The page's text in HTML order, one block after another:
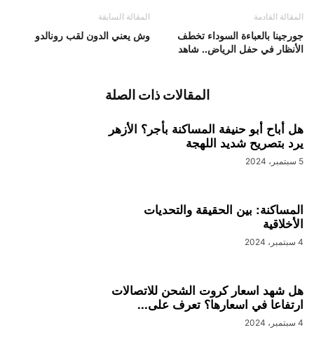
المقالة السابقة
وش يعني الدون لقب رونالدو
المقالة القادمة
جورجينا بالعباءة السوداء تخطف
الأنظار في حفل الرياض.. شاهد
المقالات ذات الصلة
هل أباح أبو حنيفة المساكنة بأجر؟ الأزهر
يرد بتصريح شديد اللهجة
5 سبتمبر، 2024
المساكنة: بين الحقيقة والتحديات
الأخلاقية
4 سبتمبر، 2024
هل شهد اسعار كروت الشحن للاتصالات
ارتفاعا في اسعارها؟ تعرف على...
4 سبتمبر، 2024